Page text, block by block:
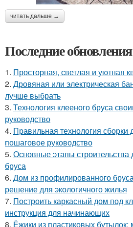
читать дальше →
Последние
1. Просторная, светлая и уютная
2. Дровяная или электрическая
лучше выбрать
3. Технология клееного бруса
руководство
4. Правильная технология сборки
пошаговое руководство
5. Основные этапы строительства
бруса
6. Дом из профилированного
решение для экологичного жилья
7. Построить каркасный дом под
инструкция для начинающих
8. Ёжики из пластиковых бутылок: